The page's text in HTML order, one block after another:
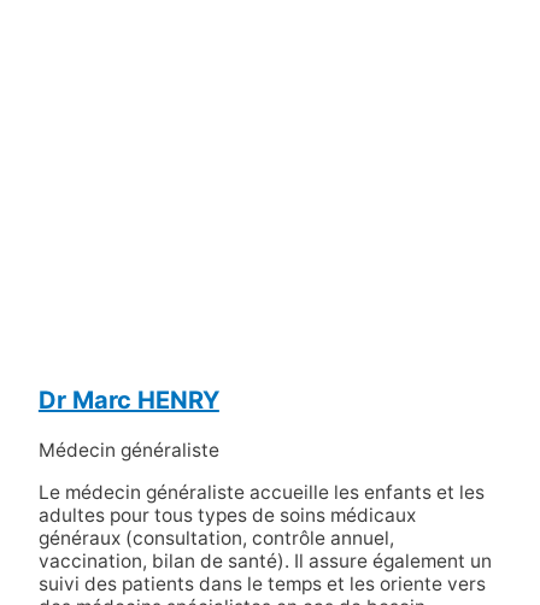
Dr Marc HENRY
Médecin généraliste
Le médecin généraliste accueille les enfants et les
adultes pour tous types de soins médicaux
généraux (consultation, contrôle annuel,
vaccination, bilan de santé). Il assure également un
suivi des patients dans le temps et les oriente vers